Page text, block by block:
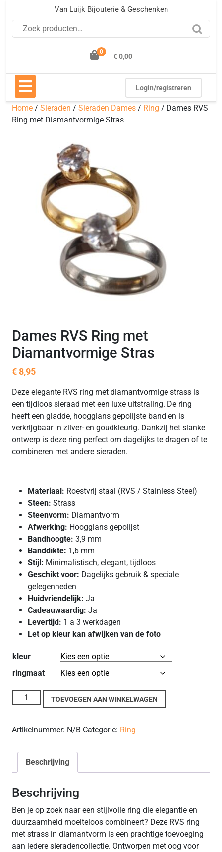
inhoud
Van Luijk Bijouterie & Geschenken
0
€ 0,00
Open
Login/registreren
Home / Sieraden / Sieraden Dames / Ring / Dames RVS
Ring met Diamantvormige Stras
Dames RVS Ring met
Diamantvormige Stras
€8,95
Deze elegante RVS ring met diamantvormige strass is
een tijdloos sieraad met een luxe uitstraling. De ring
heeft een gladde, hoogglans gepolijste band en is
verkrijgbaar in zilver- en goudkleurig. Dankzij het slanke
ontwerp is deze ring perfect om dagelijks te dragen of te
combineren met andere sieraden.
Materiaal: Roestvrij staal (RVS / Stainless Steel)
Steen: Strass
Steenvorm: Diamantvorm
Afwerking: Hoogglans gepolijst
Bandhoogte: 3,9 mm
Banddikte: 1,6 mm
Stijl: Minimalistisch, elegant, tijdloos
Geschikt voor: Dagelijks gebruik & speciale
gelegenheden
Huidvriendelijk: Ja
Cadeauwaardig: Ja
Levertijd: 1 a 3 werkdagen
Let op kleur kan afwijken van de foto
kleur
ringmaat
Dames RVS Ring met Diamantvormige Stras aantal
TOEVOEGEN AAN WINKELWAGEN
Artikelnummer: N/B Categorie: Ring
Beschrijving
Beschrijving
Ben je op zoek naar een stijlvolle ring die elegantie en
duurzaamheid moeiteloos combineert? Deze RVS ring
met strass in diamantvorm is een prachtige toevoeging
aan iedere sieradencollectie. Ontworpen met oog voor